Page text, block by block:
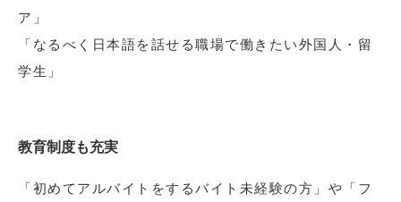
ア」
「なるべく日本語を話せる職場で働きたい外国人・留
学生」
教育制度も充実
「初めてアルバイトをするバイト未経験の方」や「フ